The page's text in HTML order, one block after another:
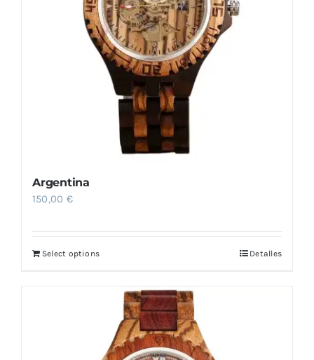
Argentina
150,00 €
Select options Detalles